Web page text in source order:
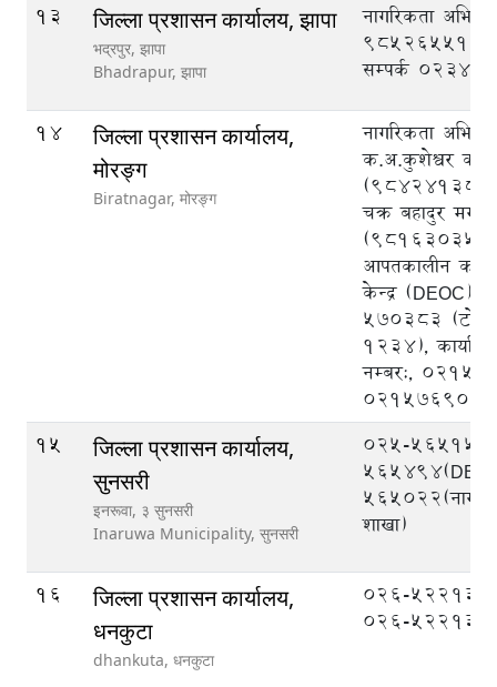
13 जिल्ला प्रशासन कार्यालय, झापा
भद्रपुर, झापा
Bhadrapur, झापा
नागरिकता
9852655125,
सम्पर्क
14
जिल्ला प्रशासन कार्यालय,
मोरङ्ग
Biratnagar, मोरङ्ग
नागरिकता
क.अ.कुशेश्वर
चक्र बहादुर मगर
आपतकालीन
केन्द्र (DEOC),
570383 (टोल
1234),
नम्बर:,
021576908
15
जिल्ला प्रशासन कार्यालय,
सुनसरी
इनरूवा, ३ सुनसरी
Inaruwa Municipality, सुनसरी
025-
शाखा)
16
जिल्ला प्रशासन कार्यालय,
धनकुटा
dhankuta, धनकुटा
०२६-५२२१३१,
०२६-५२२१३२